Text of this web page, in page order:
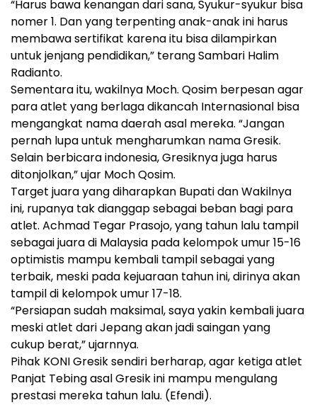
“Harus bawa kenangan dari sana, Syukur-syukur bisa
nomer 1. Dan yang terpenting anak-anak ini harus
membawa sertifikat karena itu bisa dilampirkan
untuk jenjang pendidikan,” terang Sambari Halim
Radianto.
Sementara itu, wakilnya Moch. Qosim berpesan agar
para atlet yang berlaga dikancah Internasional bisa
mengangkat nama daerah asal mereka. “Jangan
pernah lupa untuk mengharumkan nama Gresik.
Selain berbicara indonesia, Gresiknya juga harus
ditonjolkan,” ujar Moch Qosim.
Target juara yang diharapkan Bupati dan Wakilnya
ini, rupanya tak dianggap sebagai beban bagi para
atlet. Achmad Tegar Prasojo, yang tahun lalu tampil
sebagai juara di Malaysia pada kelompok umur 15-16
optimistis mampu kembali tampil sebagai yang
terbaik, meski pada kejuaraan tahun ini, dirinya akan
tampil di kelompok umur 17-18.
“Persiapan sudah maksimal, saya yakin kembali juara
meski atlet dari Jepang akan jadi saingan yang
cukup berat,” ujarnnya.
Pihak KONI Gresik sendiri berharap, agar ketiga atlet
Panjat Tebing asal Gresik ini mampu mengulang
prestasi mereka tahun lalu. (Efendi).